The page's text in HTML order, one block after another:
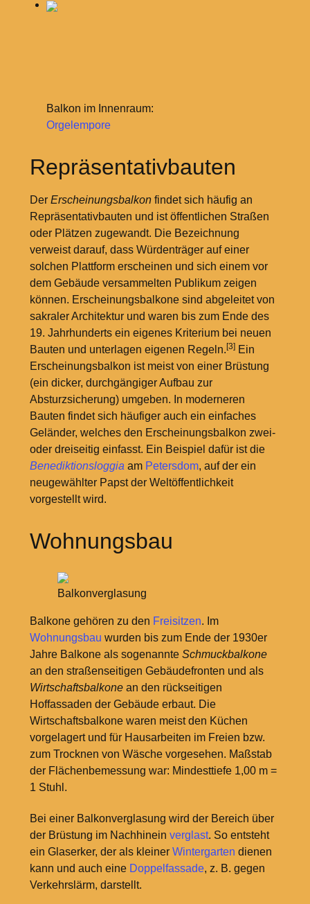
Balkon im Innenraum:
Orgelempore
Repräsentativbauten
Der Erscheinungsbalkonfindet sich häufig an
Repräsentativbauten und ist öffentlichen Straßen
oder Plätzen zugewandt. Die Bezeichnung
verweist darauf, dass Würdenträger auf einer
solchen Plattform erscheinen und sich einem vor
dem Gebäude versammelten Publikum zeigen
können. Erscheinungsbalkone sind abgeleitet von
sakraler Architektur und waren bis zum Ende des
19. Jahrhunderts ein eigenes Kriterium bei neuen
Bauten und unterlagen eigenen Regeln. [3]Ein
Erscheinungsbalkon ist meist von einer Brüstung
(ein dicker, durchgängiger Aufbau zur
Absturzsicherung) umgeben. In moderneren
Bauten findet sich häufiger auch ein einfaches
Geländer, welches den Erscheinungsbalkon zwei-
oder dreiseitig einfasst. Ein Beispiel dafür ist die
Benediktionsloggiaam Petersdom, auf der ein
neugewählter Papst der Weltöffentlichkeit
vorgestellt wird.
Wohnungsbau
Balkonverglasung
Balkone gehören zu den Freisitzen. Im
Wohnungsbau wurden bis zum Ende der 1930er
Jahre Balkone als sogenannte Schmuckbalkone
an den straßenseitigen Gebäudefronten und als
Wirtschaftsbalkonean den rückseitigen
Hoffassaden der Gebäude erbaut. Die
Wirtschaftsbalkone waren meist den Küchen
vorgelagert und für Hausarbeiten im Freien bzw.
zum Trocknen von Wäsche vorgesehen. Maßstab
der Flächenbemessung war: Mindesttiefe 1,00 m =
1 Stuhl.
Bei einer Balkonverglasung wird der Bereich über
der Brüstung im Nachhinein verglast. So entsteht
ein Glaserker, der als kleiner Wintergarten dienen
kann und auch eine Doppelfassade, z. B. gegen
Verkehrslärm, darstellt.